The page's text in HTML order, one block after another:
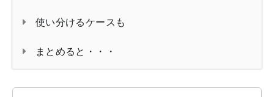
使い分けるケースも
まとめると・・・